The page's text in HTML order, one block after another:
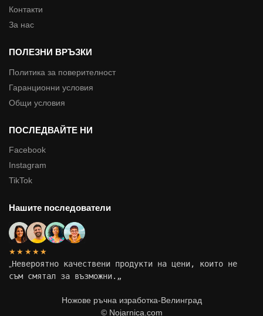
Контакти
За нас
ПОЛЕЗНИ ВРЪЗКИ
Политика за поверителност
Гаранционни условия
Общи условия
ПОСЛЕДВАЙТЕ НИ
Facebook
Instagram
TikTok
Нашите последователи
★★★★★
Невероятно качествени продукти на цени, които не
съм смятал за възможни. „
Ножове ръчна изработка-Велинград
© Nojarnica.com